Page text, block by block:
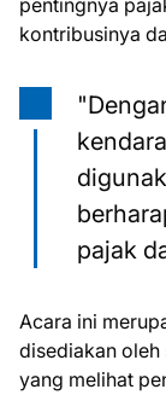
pentingnya
kontribusinya
pajak
Acara ini
disediakan oleh
yang melihat